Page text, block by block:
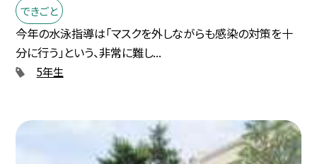
できごと
今年の水泳指導は「マスクを外しながらも感染の対策を十
分に行う」という、非常に難し...
5年生